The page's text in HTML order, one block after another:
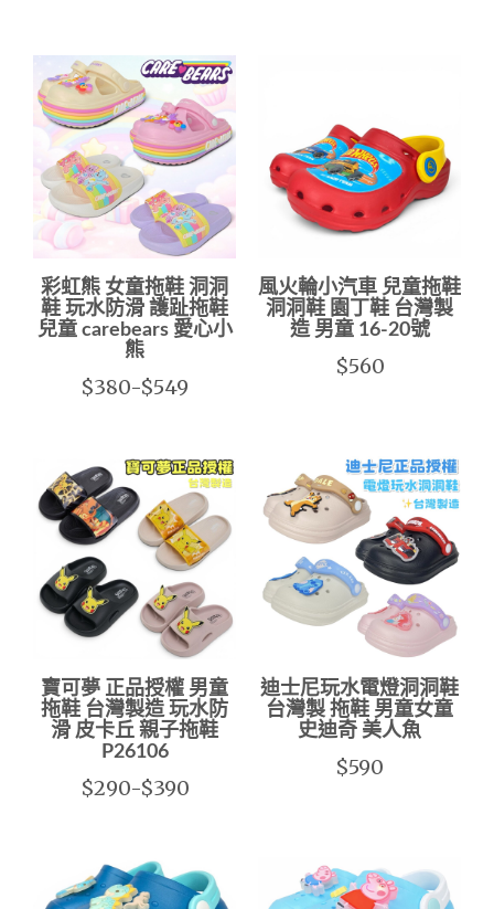
彩虹熊 女童拖鞋 洞洞
鞋 玩水防滑 護趾拖鞋
兒童 carebears 愛心小
熊
$380-$549
風火輪小汽車 兒童拖鞋
洞洞鞋 園丁鞋 台灣製
造 男童 16-20號
$560
寶可夢 正品授權 男童
拖鞋 台灣製造 玩水防
滑 皮卡丘 親子拖鞋
P26106
$290-$390
迪士尼玩水電燈洞洞鞋
台灣製 拖鞋 男童女童
史迪奇 美人魚
$590